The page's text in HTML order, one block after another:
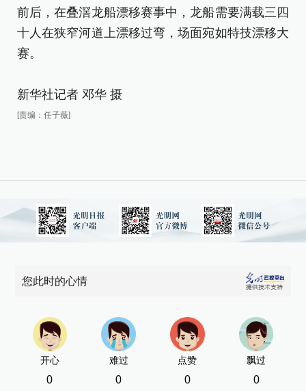
前后，在叠滘龙船漂移赛事中，龙船需要满载三四
十人在狭窄河道上漂移过弯，场面宛如特技漂移大
赛。
新华社记者 邓华 摄
[责编：任子薇]
您此时的心情
开心
0
难过
0
点赞
0
飘过
0